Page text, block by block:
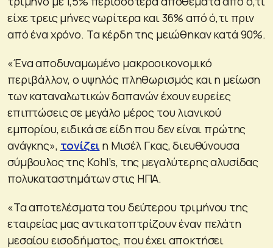
είχε τρεις μήνες νωρίτερα και 36% από ό,τι πριν
από ένα χρόνο. Τα κέρδη της μειώθηκαν κατά 90%.
«Ένα αποδυναμωμένο μακροοικονομικό
περιβάλλον, ο υψηλός πληθωρισμός και η μείωση
των καταναλωτικών δαπανών έχουν ευρείες
επιπτώσεις σε μεγάλο μέρος του λιανικού
εμπορίου, ειδικά σε είδη που δεν είναι πρώτης
ανάγκης», τονίζει η Μισέλ Γκας, διευθύνουσα
σύμβουλος της Kohl’s, της μεγαλύτερης αλυσίδας
πολυκαταστημάτων στις ΗΠΑ.
«Τα αποτελέσματα του δεύτερου τριμήνου της
εταιρείας μας αντικατοπτρίζουν έναν πελάτη
μεσαίου εισοδήματος, που έχει αποκτήσει